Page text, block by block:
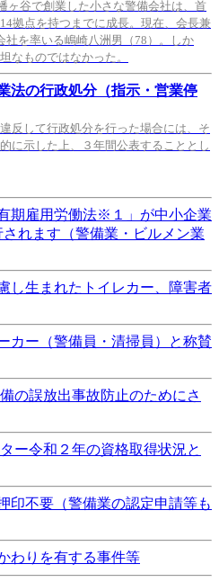
ヶ谷で創業した小さな警備会社は、首
拠点を持つまでに成長。現在、会長兼
社を率いる嶋崎八洲男（78）。しか
なものではなかった。
法の行政処分（指示・営業停
反して行政処分を行った場合には、そ
に示した上、３年間公表することとし
期雇用労働法※１」が中小企業
されます（警備業・ビルメン業
し生まれたトイレカー、障害者
カー（警備員・清掃員）と称賛
の誤放出事故防止のためにさ
ー令和２年の資格取得状況と
印不要（警備業の認定申請等も
わりを有する事件等